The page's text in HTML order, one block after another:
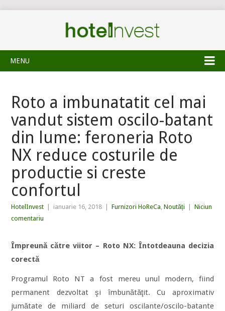
MENU
Roto a imbunatatit cel mai
vandut sistem oscilo-batant
din lume: feroneria Roto
NX reduce costurile de
productie si creste
confortul
HotelInvest ianuarie 16, 2018 Furnizori HoReCa,Noutăți
Niciun
comentariu
Împreună către viitor – Roto NX: Întotdeauna decizia
corectă
Programul Roto NT a fost mereu unul modern, fiind
permanent dezvoltat şi îmbunătăţit. Cu aproximativ
jumătate de miliard de seturi oscilante/oscilo-batante